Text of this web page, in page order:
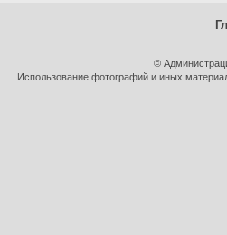
©
Использование фотографий и иных